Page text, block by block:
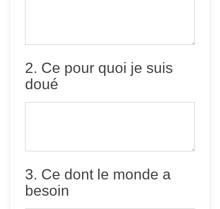
2. Ce pour quoi je suis
doué
3. Ce dont le monde a
besoin